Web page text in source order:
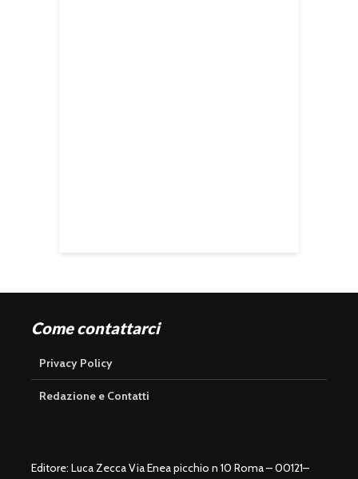
Come contattarci
Privacy Policy
Redazione e Contatti
Editore: Luca Zecca Via Enea picchio n 10 Roma – 00121–